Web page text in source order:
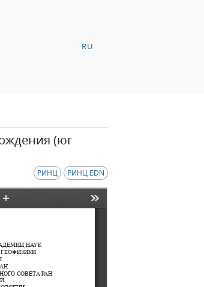
RU
(юг
РИНЦ РИНЦ EDN